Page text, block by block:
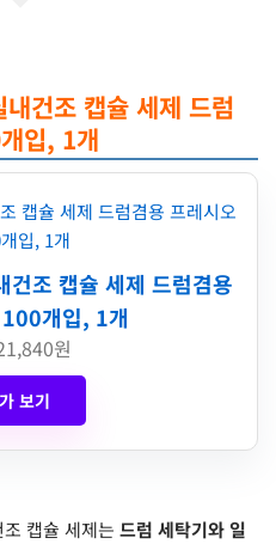
건조 캡슐 세제 드럼
입, 1개
조 캡슐 세제 드럼겸용
개입, 1개
원
보기
캡슐 세제는 드럼 세탁기와 일